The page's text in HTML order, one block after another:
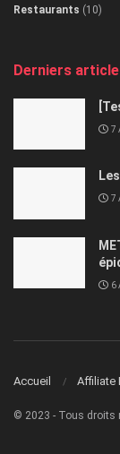
Restaurants (10)
Derniers
7
7
6
Accueil Affiliate
© 2023 - Tous droits